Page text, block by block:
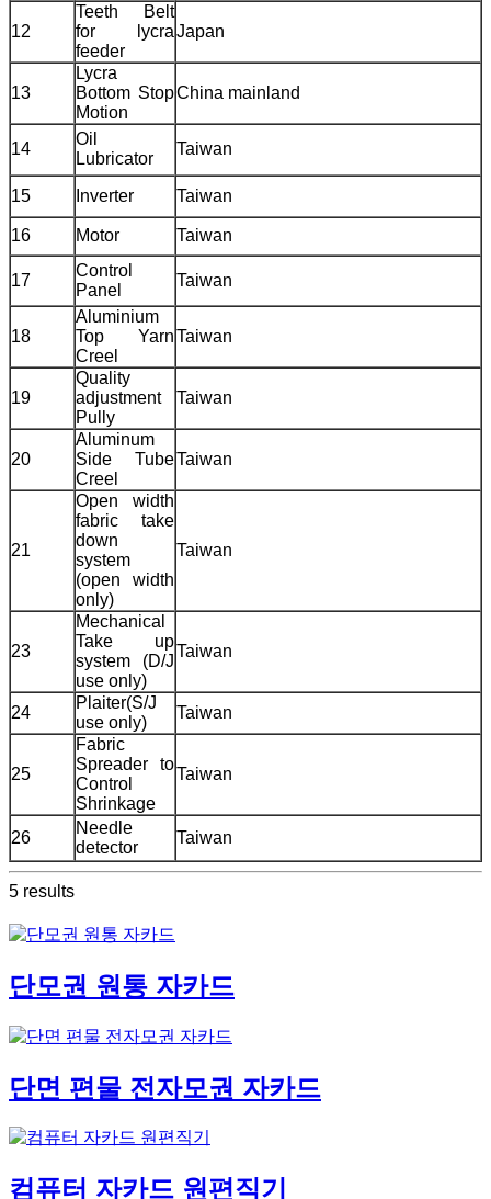
12
Teeth Belt
for lycra
feeder
Japan
13
Lycra
Bottom Stop
Motion
China mainland
14
Oil
Lubricator
Taiwan
15 Inverter Taiwan
16 Motor Taiwan
17
Control
Panel
Taiwan
18
Aluminium
Top Yarn
Creel
Taiwan
19
Quality
adjustment
Pully
Taiwan
20
Aluminum
Side Tube
Creel
Taiwan
21
Open width
fabric take
down
system
(open width
only)
Taiwan
23
Mechanical
Take up
system (D/J
use only)
Taiwan
24
Plaiter(S/J
use only)
Taiwan
25
Fabric
Spreader to
Control
Shrinkage
Taiwan
26
Needle
detector
Taiwan
5 results
단모권 원통 자카드
단면 편물 전자모권 자카드
컴퓨터 자카드 원편직기